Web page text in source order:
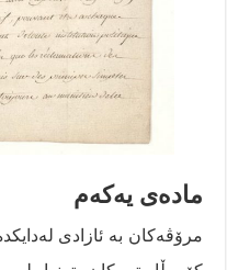
مادەی یەکەم
مرۆڤەکان بە ئازادی